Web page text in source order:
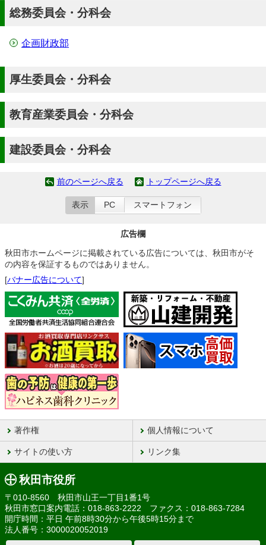
総務委員会・分科会
企画財政部
厚生委員会・分科会
教育産業委員会・分科会
建設委員会・分科会
前のページへ戻る トップページへ戻る
表示 PC スマートフォン
広告欄
秋田市ホームページに掲載されている広告については、秋田市がそ
の内容を保証するものではありません。
[バナー広告について]
著作権 個人情報について
サイトの使い方 リンク集
秋田市役所
〒010-8560 秋田市山王一丁目1番1号
秋田市窓口案内電話：018-863-2222 ファクス：018-863-7284
開庁時間：平日 午前8時30分から午後5時15分まで
法人番号：3000020052019